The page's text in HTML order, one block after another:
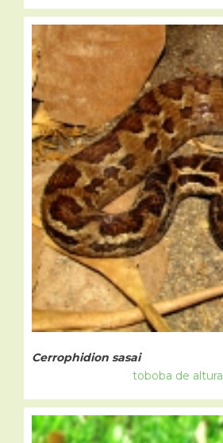
Cerrophidion sasai
toboba de altura